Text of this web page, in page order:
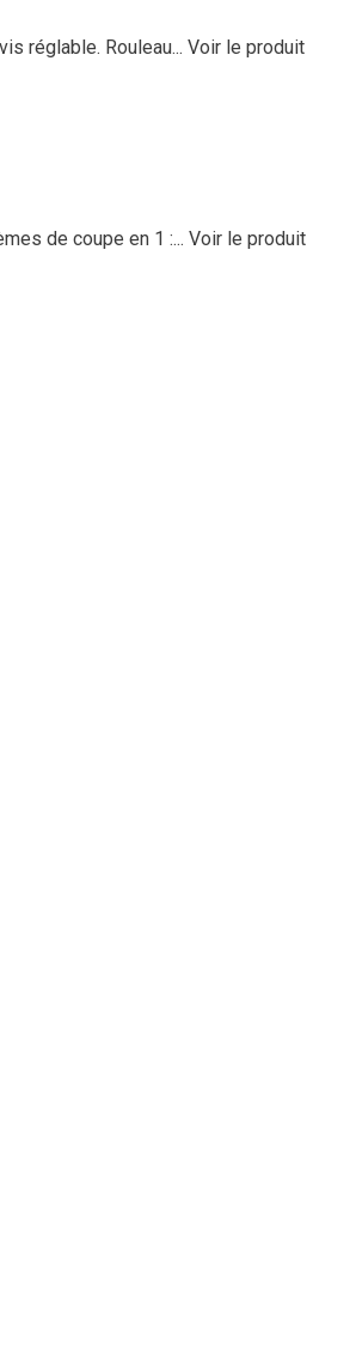
réglable. Rouleau... Voir le produit
de coupe en 1 :... Voir le produit